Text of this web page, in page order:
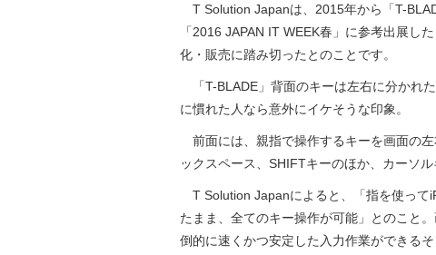
T Solution Japanは、2015年から「T-
「2016 JAPAN IT WEEK春」に参考出展し
化・販売に踏み切ったとのことです。
「T-BLADE」背面のキーは左右に分かれ
に慣れた人なら意外にイケそうな印象。
前面には、親指で操作するキーを画面の
ックスペース、SHIFTキーのほか、カーソ
T Solution Japanによると、「指を使って
たまま、全てのキー操作が可能」とのこと
倒的に速くかつ安定した入力作業ができるそ